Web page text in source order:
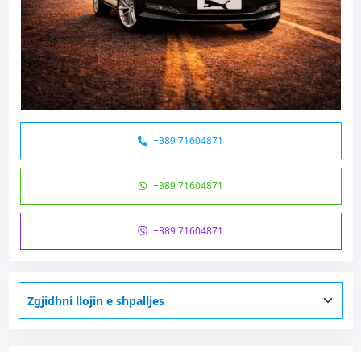
+389 71604871
+389 71604871
+389 71604871